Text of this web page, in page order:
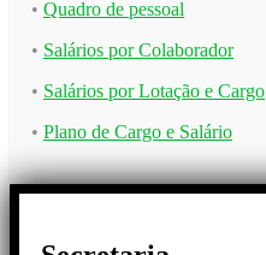
• Quadro de pessoal
• Salários por Colaborador
• Salários por Lotação e Cargo
• Plano de Cargo e Salário